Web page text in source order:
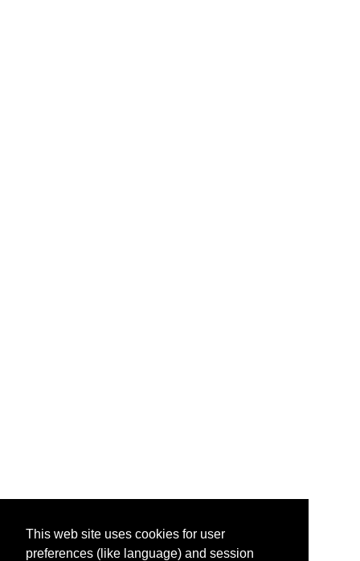
This web site uses cookies for user
preferences (like language) and session